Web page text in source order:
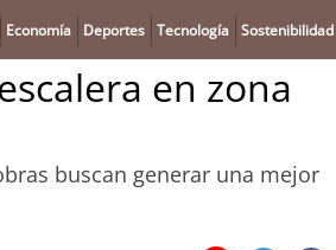
Economía Deportes Tecnología Sostenibilidad
en zona
buscan generar una mejor